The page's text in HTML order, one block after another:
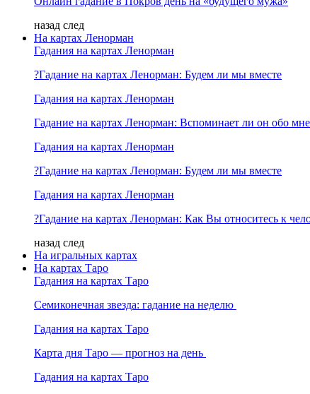
назад след
На картах Ленорман
Гадания на картах Ленорман
?Гадание на картах Ленорман: Будем ли мы вместе
Гадания на картах Ленорман
Гадание на картах Ленорман: Вспоминает ли он обо мне
Гадания на картах Ленорман
?Гадание на картах Ленорман: Будем ли мы вместе
Гадания на картах Ленорман
?Гадание на картах Ленорман: Как Вы относитесь к
назад след
На игральных картах
На картах Таро
Гадания на картах Таро
Семиконечная звезда: гадание на неделю
Гадания на картах Таро
Карта дня Таро — прогноз на день
Гадания на картах Таро